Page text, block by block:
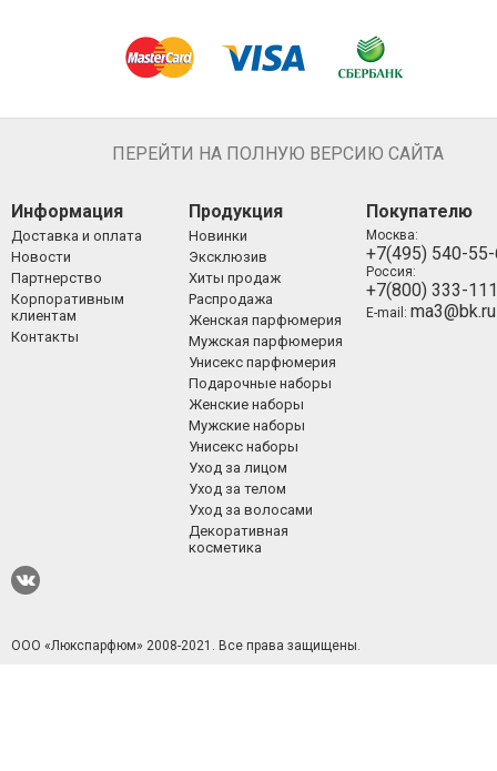
ПЕРЕЙТИ НА ПОЛНУЮ ВЕРСИЮ САЙТА
Информация
Доставка и оплата
Новости
Партнерство
Корпоративным
клиентам
Контакты
Продукция
Новинки
Эксклюзив
Хиты продаж
Распродажа
Женская парфюмерия
Мужская парфюмерия
Унисекс парфюмерия
Подарочные наборы
Женские наборы
Мужские наборы
Унисекс наборы
Уход за лицом
Уход за телом
Уход за волосами
Декоративная
косметика
Покупателю
Москва:
+7(495) 540-
Россия:
+7(800) 333-
E-mail: ma3@bk.ru
ООО «Люкспарфюм» 2008-2021. Все права защищены.